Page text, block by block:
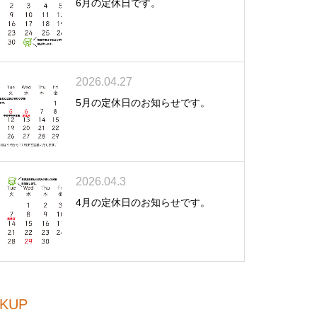
6月の定休日です。
2026.04.27
5月の定休日のお知らせです。
2026.04.3
4月の定休日のお知らせです。